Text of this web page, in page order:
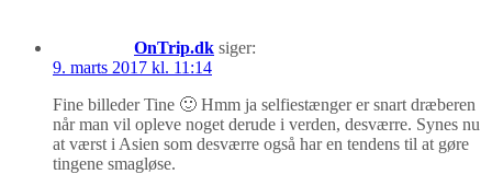
OnTrip.dk siger:
9. marts 2017 kl. 11:14
Fine billeder Tine 🙂 Hmm ja selfiestænger er snart dræberen
når man vil opleve noget derude i verden, desværre. Synes nu
at værst i Asien som desværre også har en tendens til at gøre
tingene smagløse.